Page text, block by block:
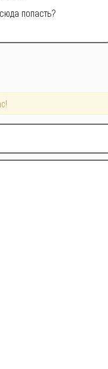
попасть?